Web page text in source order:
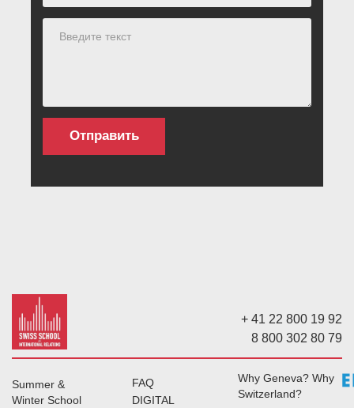
FAQ
DIGITAL
Summer &
Winter School
Why Geneva? Why
Switzerland?
+ 41 22 800 19 92
8 800 302 80 79